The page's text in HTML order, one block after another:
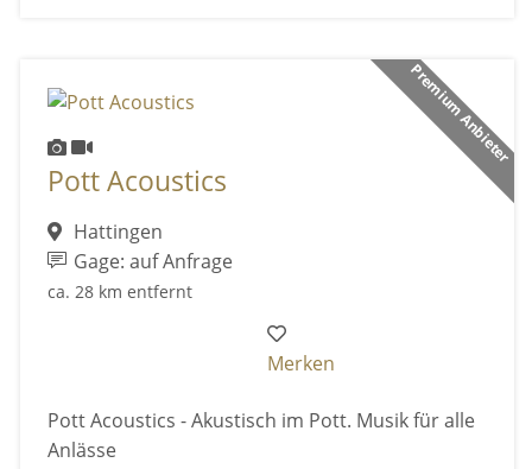
Premium Anbieter
Pott Acoustics
Hattingen
Gage: auf Anfrage
ca. 28 km entfernt
Merken
Pott Acoustics - Akustisch im Pott. Musik für alle
Anlässe